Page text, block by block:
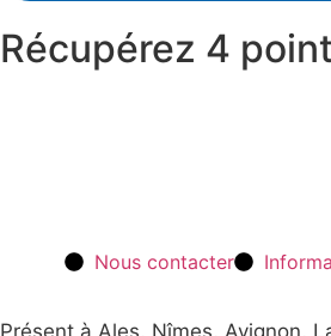
Récupérez 4
Nous contacter
Présent à Ales, Nîmes, Avignon,